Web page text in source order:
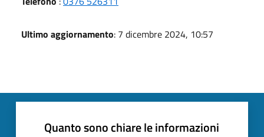
Ultimo aggiornamento: 7 dicembre 2024, 10:57
Quanto sono chiare le informazioni